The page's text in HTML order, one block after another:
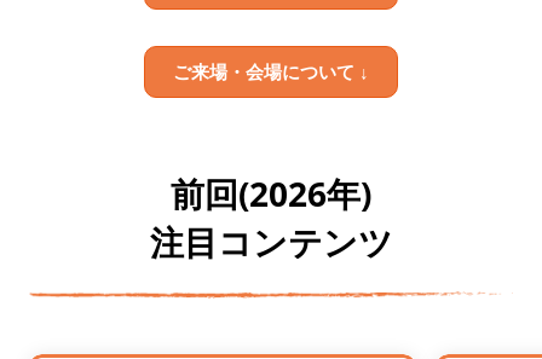
ご来場・会場について ↓
前回(2026年)
注目コンテンツ